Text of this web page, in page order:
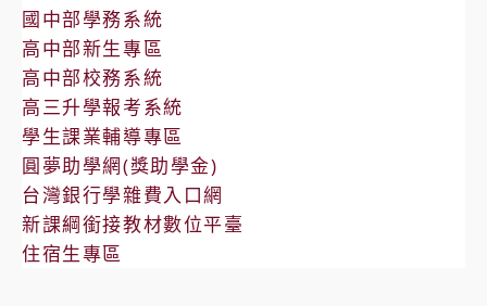
國中部學務系統
高中部新生專區
高中部校務系統
高三升學報考系統
學生課業輔導專區
圓夢助學網(獎助學金)
台灣銀行學雜費入口網
新課綱銜接教材數位平臺
住宿生專區